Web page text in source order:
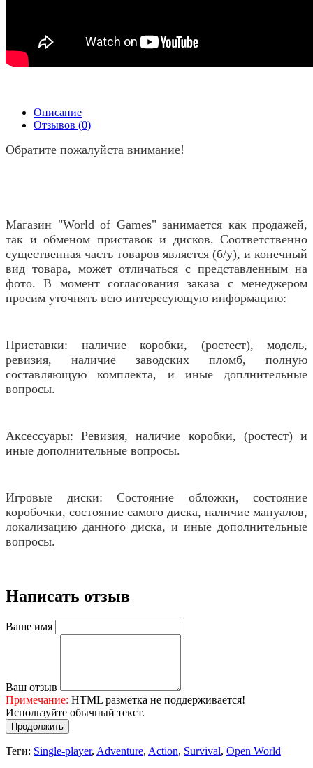
Описание
Отзывов (0)
Обратите пожалуйста внимание!
Магазин "World of Games" занимается как продажей,
так и обменом приставок и дисков. Соответственно
существенная часть товаров является (б/у), и конечный
вид товара, может отличаться с представленным на
фото. В момент согласования заказа с менеджером
просим уточнять всю интересующую информацию:
Приставки: наличие коробки, (ростест), модель,
ревизия, наличие заводских пломб, полную
составляющую комплекта, и иные доплнительные
вопросы.
Аксессуары: Ревизия, наличие коробки, (ростест) и
иные дополнительные вопросы.
Игровые диски: Состояние обложки, состояние
коробочки, состояние самого диска, наличие мануалов,
локализацию данного диска, и иные дополнительные
вопросы.
Написать отзыв
Ваше имя
Ваш отзыв
Примечание: HTML разметка не поддерживается!
Используйте обычный текст.
Продолжить
Теги: Single-player, Adventure, Action, Survival, Open World